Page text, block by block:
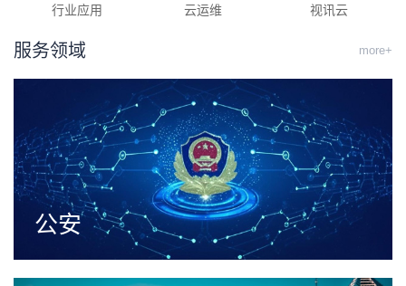
行业应用 云运维 视讯云
服务领域 more+
公安